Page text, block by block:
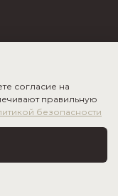
согласие на
правильную
безопасности